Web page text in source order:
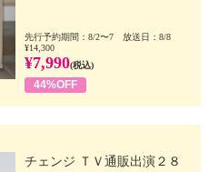
先行予約期間：8/2〜7 放送日：8/8
¥14,300
¥7,990(税込)
44%OFF
チェンジ ＴＶ通販出演２８